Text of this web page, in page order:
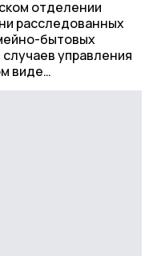
отделении
расследованных
бытовых
управления
виде…